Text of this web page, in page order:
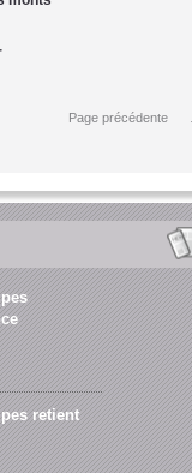
Page précédente
retient